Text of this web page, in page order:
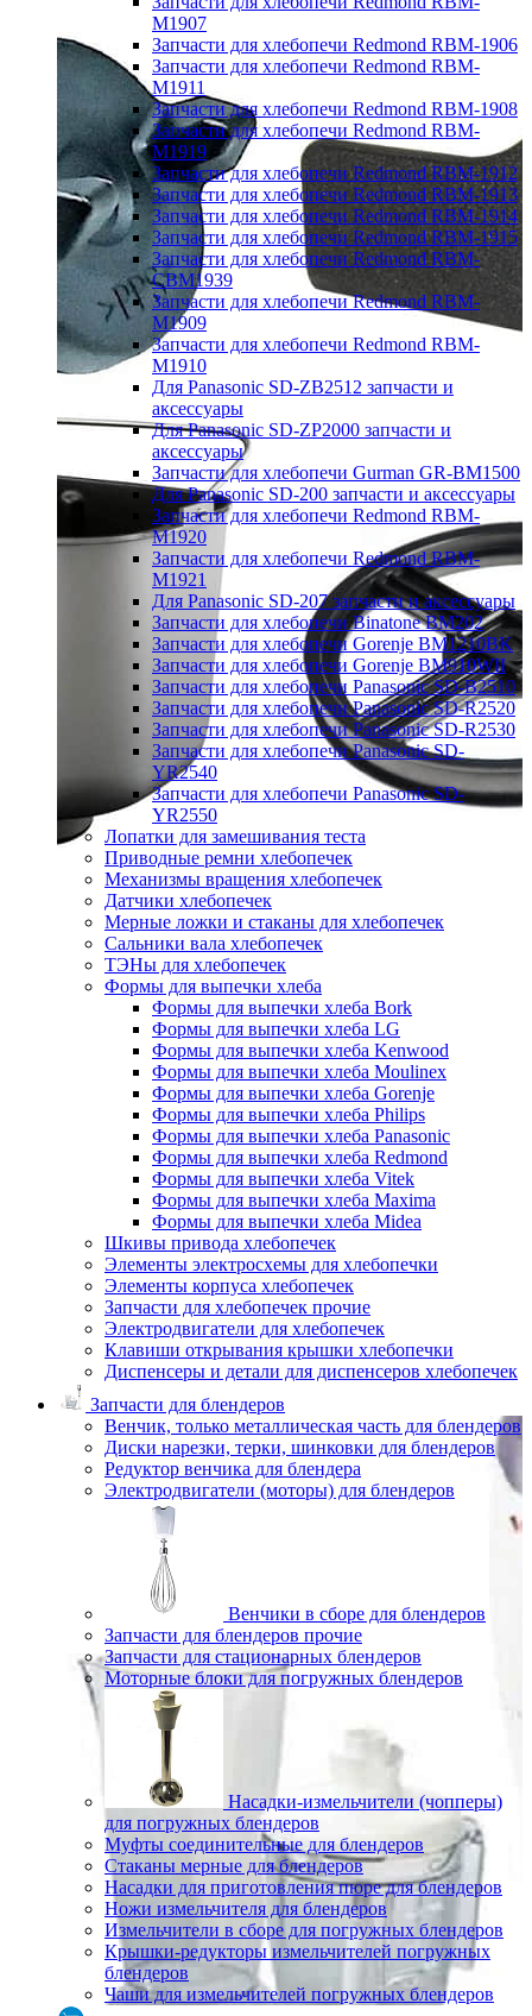
M1907
Запчасти для хлебопечи Redmond RBM-1906
Запчасти для хлебопечи Redmond RBM-
M1911
Запчасти для хлебопечи Redmond RBM-1908
Запчасти для хлебопечи Redmond RBM-
M1919
Запчасти для хлебопечи Redmond RBM-1912
Запчасти для хлебопечи Redmond RBM-1913
Запчасти для хлебопечи Redmond RBM-1914
Запчасти для хлебопечи Redmond RBM-1915
Запчасти для хлебопечи Redmond RBM-
CBM1939
Запчасти для хлебопечи Redmond RBM-
M1909
Запчасти для хлебопечи Redmond RBM-
M1910
Для Panasonic SD-ZB2512 запчасти и
аксессуары
Для Panasonic SD-ZP2000 запчасти и
аксессуары
Запчасти для хлебопечи Gurman GR-BM1500
Для Panasonic SD-200 запчасти и аксессуары
Запчасти для хлебопечи Redmond RBM-
M1920
Запчасти для хлебопечи Redmond RBM-
M1921
Для Panasonic SD-207 запчасти и аксессуары
Запчасти для хлебопечи Binatone BM202
Запчасти для хлебопечи Gorenje BM1210BK
Запчасти для хлебопечи Gorenje BM910WII
Запчасти для хлебопечи Panasonic SD-B2510
Запчасти для хлебопечи Panasonic SD-R2520
Запчасти для хлебопечи Panasonic SD-R2530
Запчасти для хлебопечи Panasonic SD-
YR2540
Запчасти для хлебопечи Panasonic SD-
YR2550
Лопатки для замешивания теста
Приводные ремни хлебопечек
Механизмы вращения хлебопечек
Датчики хлебопечек
Мерные ложки и стаканы для хлебопечек
Сальники вала хлебопечек
ТЭНы для хлебопечек
Формы для выпечки хлеба
Формы для выпечки хлеба Bork
Формы для выпечки хлеба LG
Формы для выпечки хлеба Kenwood
Формы для выпечки хлеба Moulinex
Формы для выпечки хлеба Gorenje
Формы для выпечки хлеба Philips
Формы для выпечки хлеба Panasonic
Формы для выпечки хлеба Redmond
Формы для выпечки хлеба Vitek
Формы для выпечки хлеба Maxima
Формы для выпечки хлеба Midea
Шкивы привода хлебопечек
Элементы электросхемы для хлебопечки
Элементы корпуса хлебопечек
Запчасти для хлебопечек прочие
Электродвигатели для хлебопечек
Клавиши открывания крышки хлебопечки
Диспенсеры и детали для диспенсеров хлебопечек
Запчасти для блендеров
Венчик, только металлическая часть для блендеров
Диски нарезки, терки, шинковки для блендеров
Редуктор венчика для блендера
Электродвигатели (моторы) для блендеров
Венчики в сборе для блендеров
Запчасти для блендеров прочие
Запчасти для стационарных блендеров
Моторные блоки для погружных блендеров
Насадки-измельчители (чопперы)
для погружных блендеров
Муфты соединительные для блендеров
Стаканы мерные для блендеров
Насадки для приготовления пюре для блендеров
Ножи измельчителя для блендеров
Измельчители в сборе для погружных блендеров
Крышки-редукторы измельчителей погружных
блендеров
Чаши для измельчителей погружных блендеров